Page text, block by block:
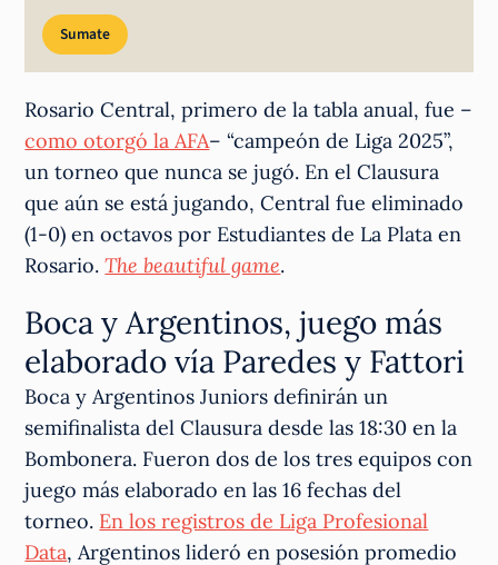
Sumate
Rosario Central, primero de la tabla anual, fue –
como otorgó la AFA– “campeón de Liga 2025”,
un torneo que nunca se jugó. En el Clausura
que aún se está jugando, Central fue eliminado
(1-0) en octavos por Estudiantes de La Plata en
Rosario.The beautiful game.
Boca y Argentinos, juego más
elaborado vía Paredes y Fattori
Boca y Argentinos Juniors definirán un
semifinalista del Clausura desde las 18:30 en la
Bombonera. Fueron dos de los tres equipos con
juego más elaborado en las 16 fechas del
torneo. En los registros de Liga Profesional
Data, Argentinos lideró en posesión promedio